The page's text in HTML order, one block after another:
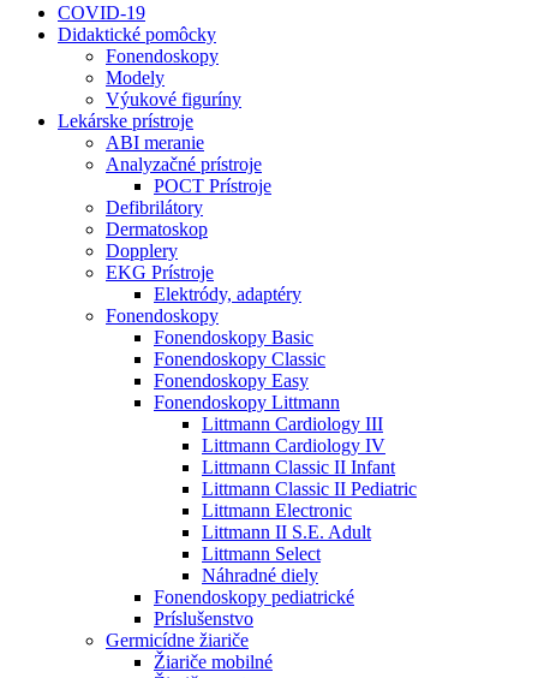
COVID-19
Didaktické pomôcky
Fonendoskopy
Modely
Výukové figuríny
Lekárske prístroje
ABI meranie
Analyzačné prístroje
POCT Prístroje
Defibrilátory
Dermatoskop
Dopplery
EKG Prístroje
Elektródy, adaptéry
Fonendoskopy
Fonendoskopy Basic
Fonendoskopy Classic
Fonendoskopy Easy
Fonendoskopy Littmann
Littmann Cardiology III
Littmann Cardiology IV
Littmann Classic II Infant
Littmann Classic II Pediatric
Littmann Electronic
Littmann II S.E. Adult
Littmann Select
Náhradné diely
Fonendoskopy pediatrické
Príslušenstvo
Germicídne žiariče
Žiariče mobilné